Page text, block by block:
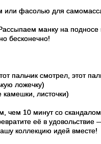
фасолью для
манку на
бесконечно!
пальчик смотрел, этот
ложечку)
листочки)
чем 10 минут со скандалом.
её в удовольствие
коллекцию идей вместе!